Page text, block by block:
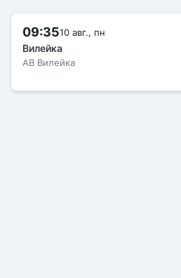
09:3510 авг., пн
Вилейка
АВ Вилейка